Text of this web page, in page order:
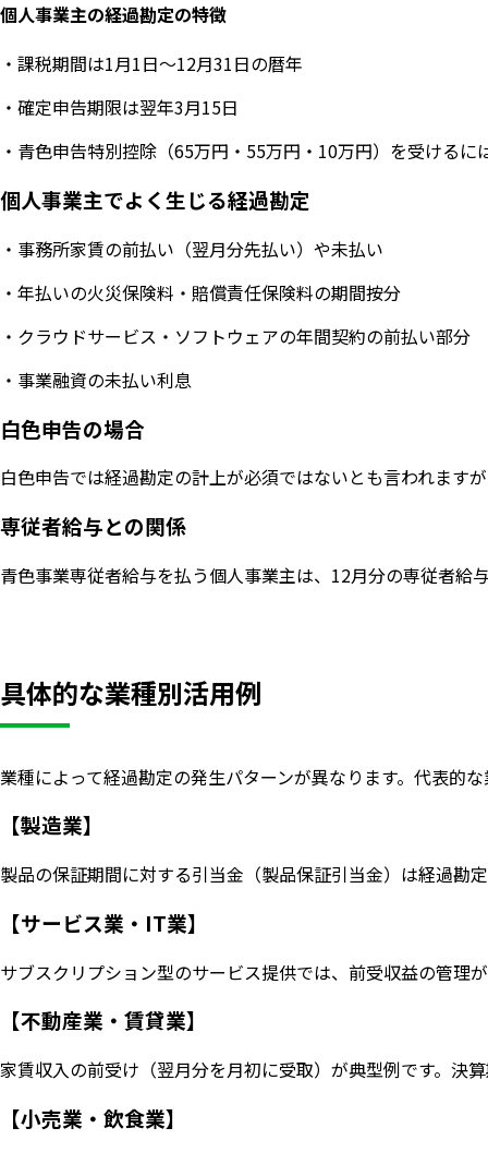
個人事業主の経過勘定の特徴
・課税期間は1月1日〜12月31日の暦年
・確定申告期限は翌年3月15日
・青色申告特別控除（65万円・55万円・10万円）を受けるに
個人事業主でよく生じる経過勘定
・事務所家賃の前払い（翌月分先払い）や未払い
・年払いの火災保険料・賠償責任保険料の期間按分
・クラウドサービス・ソフトウェアの年間契約の前払い部分
・事業融資の未払い利息
白色申告の場合
白色申告では経過勘定の計上が必須ではないとも言われます
専従者給与との関係
青色事業専従者給与を払う個人事業主は、12月分の専従者
具体的な業種別活用例
業種によって経過勘定の発生パターンが異なります。代表的
【製造業】
製品の保証期間に対する引当金（製品保証引当金）は経過勘
【サービス業・IT業】
サブスクリプション型のサービス提供では、前受収益の管理
【不動産業・賃貸業】
家賃収入の前受け（翌月分を月初に受取）が典型例です。決
【小売業・飲食業】